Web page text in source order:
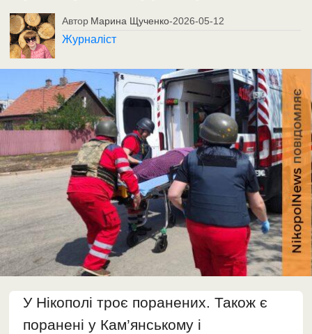
Автор Марина Щученко-2026-05-12
Журналіст
У Нікополі троє поранених. Також є
поранені у Кам’янському і